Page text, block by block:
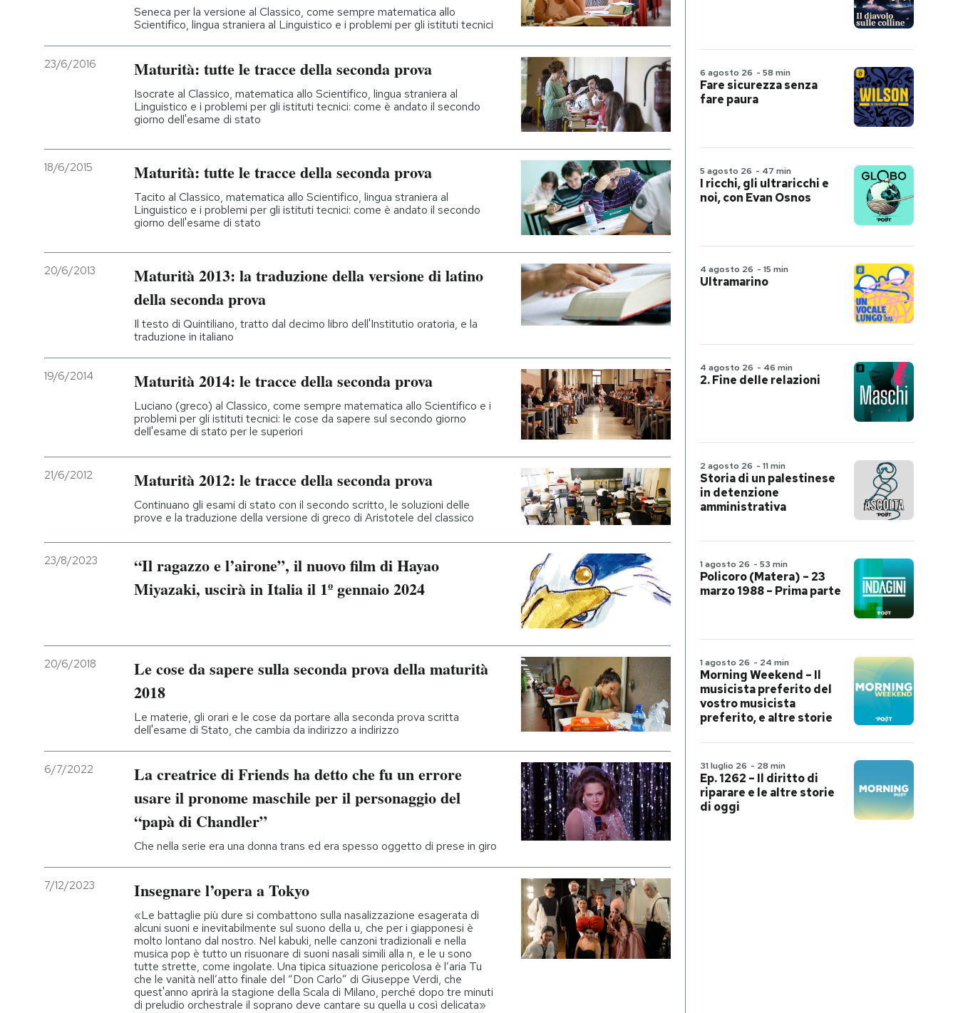
Seneca per la versione al Classico, come sempre matematica allo
Scientifico, lingua straniera al Linguistico e i problemi per gli istituti tecnici
23/6/2016 Maturità: tutte le tracce della seconda prova
Isocrate al Classico, matematica allo Scientifico, lingua straniera al
Linguistico e i problemi per gli istituti tecnici: come è andato il secondo
giorno dell'esame di stato
18/6/2015 Maturità: tutte le tracce della seconda prova
Tacito al Classico, matematica allo Scientifico, lingua straniera al
Linguistico e i problemi per gli istituti tecnici: come è andato il secondo
giorno dell'esame di stato
20/6/2013
Maturità 2013: la traduzione della versione di latino
della seconda prova
Il testo di Quintiliano, tratto dal decimo libro dell'Institutio oratoria, e la
traduzione in italiano
19/6/2014 Maturità 2014: le tracce della seconda prova
Luciano (greco) al Classico, come sempre matematica allo Scientifico e i
problemi per gli istituti tecnici: le cose da sapere sul secondo giorno
dell'esame di stato per le superiori
21/6/2012 Maturità 2012: le tracce della seconda prova
Continuano gli esami di stato con il secondo scritto, le soluzioni delle
prove e la traduzione della versione di greco di Aristotele del classico
23/8/2023
“Il ragazzo e l’airone”, il nuovo film di Hayao
Miyazaki, uscirà in Italia il 1º gennaio 2024
20/6/2018
Le cose da sapere sulla seconda prova della maturità
2018
Le materie, gli orari e le cose da portare alla seconda prova scritta
dell'esame di Stato, che cambia da indirizzo a indirizzo
6/7/2022
La creatrice di Friends ha detto che fu un errore
usare il pronome maschile per il personaggio del
“papà di Chandler”
Che nella serie era una donna trans ed era spesso oggetto di prese in giro
7/12/2023 Insegnare l’opera a Tokyo
«Le battaglie più dure si combattono sulla nasalizzazione esagerata di
alcuni suoni e inevitabilmente sul suono della u, che per i giapponesi è
molto lontano dal nostro. Nel kabuki, nelle canzoni tradizionali e nella
musica pop è tutto un risuonare di suoni nasali simili alla n, e le u sono
tutte strette, come ingolate. Una tipica situazione pericolosa è l’aria Tu
che le vanità nell’atto finale del “Don Carlo” di Giuseppe Verdi, che
quest'anno aprirà la stagione della Scala di Milano, perché dopo tre minuti
di preludio orchestrale il soprano deve cantare su quella u così delicata»
6 agosto 26 - 58 min
Fare sicurezza senza
fare paura
5 agosto 26 - 47 min
I ricchi, gli ultraricchi e
noi, con Evan Osnos
4 agosto 26 - 15 min
Ultramarino
4 agosto 26 - 46 min
2. Fine delle relazioni
2 agosto 26 - 11 min
Storia di un palestinese
in detenzione
amministrativa
1 agosto 26 - 53 min
Policoro (Matera) – 23
marzo 1988 – Prima parte
1 agosto 26 - 24 min
Morning Weekend – Il
musicista preferito del
vostro musicista
preferito, e altre storie
31 luglio 26 - 28 min
Ep. 1262 – Il diritto di
riparare e le altre storie
di oggi